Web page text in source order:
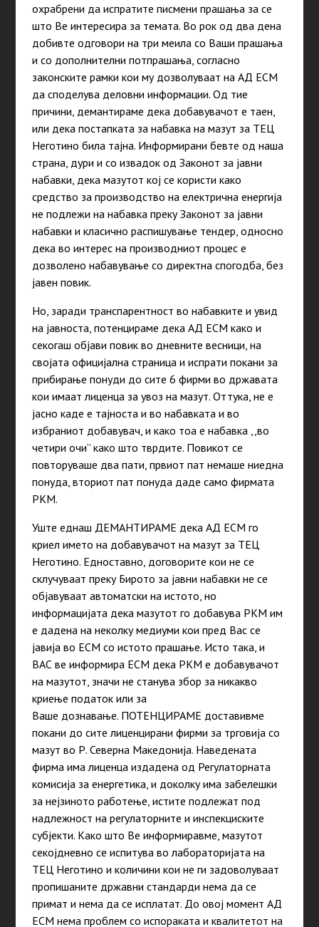
охрабрени да испратите писмени прашања за се
што Ве интересира за темата. Во рок од два дена
добивте одговори на три меила со Ваши прашања
и со дополнителни потпрашања, согласно
законските рамки кои му дозволуваат на АД ЕСМ
да споделува деловни информации. Од тие
причини, демантираме дека добавувачот е таен,
или дека постапката за набавка на мазут за ТЕЦ
Неготино била тајна. Информирани бевте од наша
страна, дури и со извадок од Законот за јавни
набавки, дека мазутот кој се користи како
средство за производство на електрична енергија
не подлежи на набавка преку Законот за јавни
набавки и класично распишување тендер, односно
дека во интерес на производниот процес е
дозволено набавување со директна спогодба, без
јавен повик.
Но, заради транспарентност во набавките и увид
на јавноста, потенцираме дека АД ЕСМ како и
секогаш објави повик во дневните весници, на
својата официјална страница и испрати покани за
прибирање понуди до сите 6 фирми во државата
кои имаат лиценца за увоз на мазут. Оттука, не е
јасно каде е тајноста и во набавката и во
избраниот добавувач, и како тоа е набавка ,,во
четири очи” како што тврдите. Повикот се
повторуваше два пати, првиот пат немаше ниедна
понуда, вториот пат понуда даде само фирмата
РКМ.
Уште еднаш ДЕМАНТИРАМЕ дека АД ЕСМ го
криел името на добавувачот на мазут за ТЕЦ
Неготино. Едноставно, договорите кои не се
склучуваат преку Бирото за јавни набавки не се
објавуваат автоматски на истото, но
информацијата дека мазутот го добавува РКМ им
е дадена на неколку медиуми кои пред Вас се
јавија во ЕСМ со истото прашање. Исто така, и
ВАС ве информира ЕСМ дека РКМ е добавувачот
на мазутот, значи не станува збор за никакво
криење податок или за
Ваше дознавање. ПОТЕНЦИРАМЕ доставивме
покани до сите лиценцирани фирми за трговија со
мазут во Р. Северна Македонија. Наведената
фирма има лиценца издадена од Регулаторната
комисија за енергетика, и доколку има забелешки
за нејзиното работење, истите подлежат под
надлежност на регулаторните и инспекциските
субјекти. Како што Ве информиравме, мазутот
секојдневно се испитува во лабораторијата на
ТЕЦ Неготино и количини кои не ги задоволуваат
пропишаните државни стандарди нема да се
примат и нема да се исплатат. До овој момент АД
ЕСМ нема проблем со испораката и квалитетот на